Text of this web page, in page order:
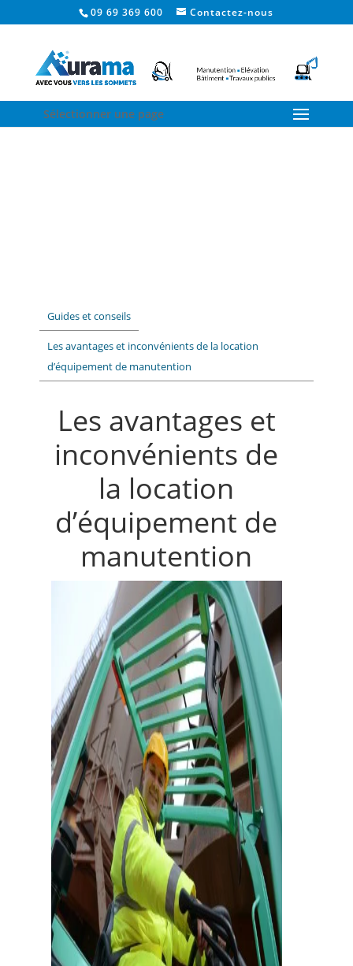
09 69 369 600 Contactez-nous
Sélectionner une page
Guides et conseils
Les avantages et inconvénients de la location
d’équipement de manutention
Les avantages et
inconvénients de
la location
d’équipement de
manutention